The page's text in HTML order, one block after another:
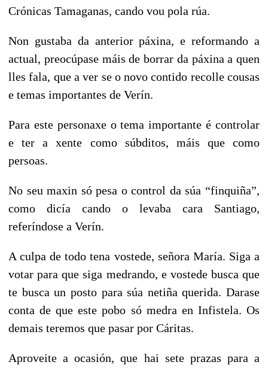
Crónicas Tamaganas, cando vou pola rúa.
Non gustaba da anterior páxina, e reformando a
actual, preocúpase máis de borrar da páxina a quen
lles fala, que a ver se o novo contido recolle cousas
e temas importantes de Verín.
Para este personaxe o tema importante é controlar
e ter a xente como súbditos, máis que como
persoas.
No seu maxin só pesa o control da súa “finquiña”,
como dicía cando
o levaba cara Santiago,
referíndose a Verín.
A culpa de todo tena vostede, señora María. Siga a
votar para que siga medrando, e vostede busca que
te busca un posto para súa netiña querida. Darase
conta de que este pobo só medra en Infistela. Os
demais teremos que pasar por Cáritas.
Aproveite a ocasión, que hai sete prazas para a